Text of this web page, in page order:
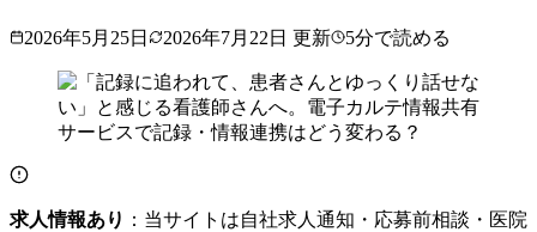
2026年5月25日 2026年7月22日 更新 5分で読める
求人情報あり ：当サイトは自社求人通知・応募前相談・医院